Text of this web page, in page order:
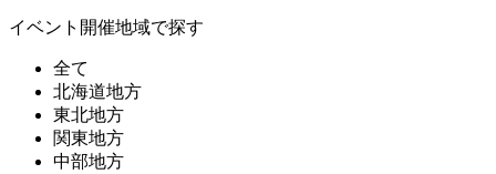
イベント開催地域で探す
全て
北海道地方
東北地方
関東地方
中部地方